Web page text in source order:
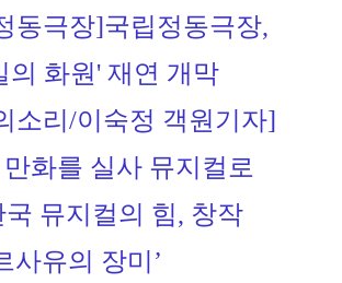
동극장]국립정동극장,
의 화원' 재연 개막
소리/이숙정 객원기자]
화를 실사 뮤지컬로
뮤지컬의 힘, 창작
사유의 장미’